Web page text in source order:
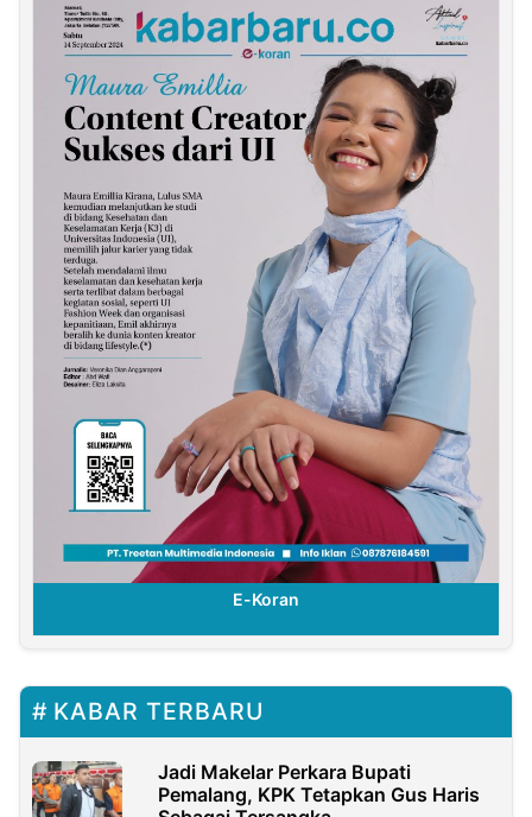
E-Koran
KABAR TERBARU
Jadi Makelar Perkara Bupati
Pemalang, KPK Tetapkan Gus Haris